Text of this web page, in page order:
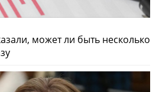
может ли быть несколько